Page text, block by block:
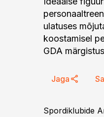
ulatuses
koostamisel
GDA
Jaga
Spordiklubide